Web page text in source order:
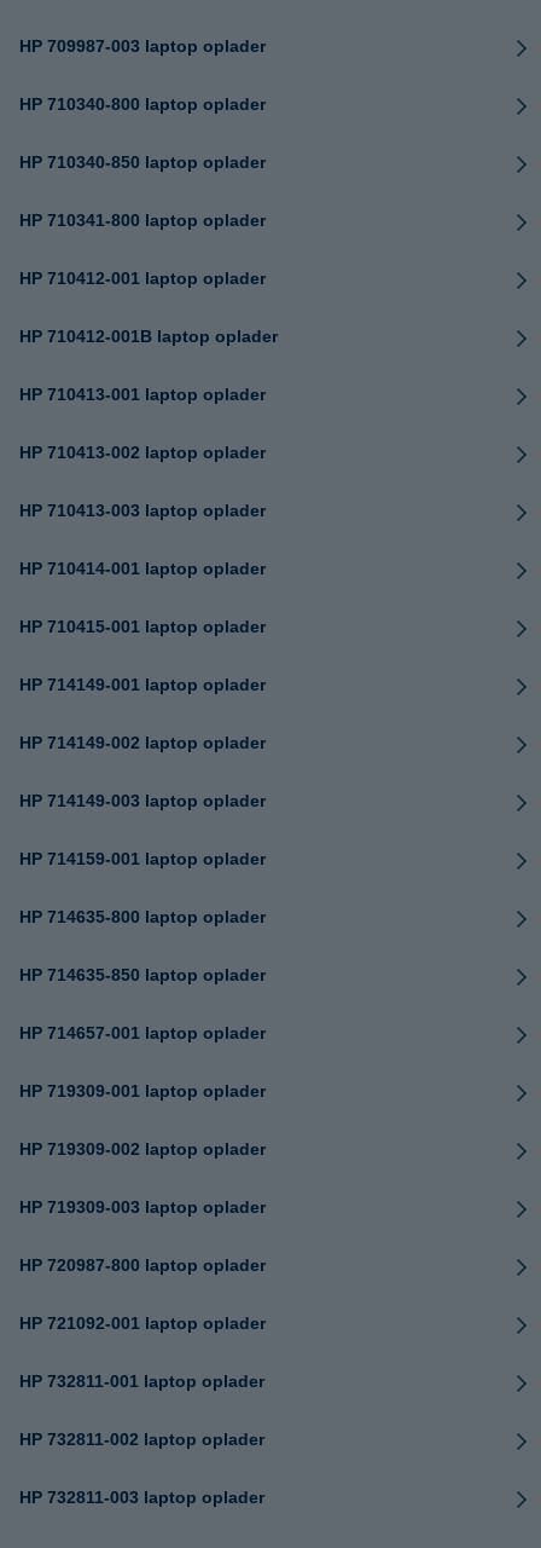
HP 709987-003 laptop oplader
HP 710340-800 laptop oplader
HP 710340-850 laptop oplader
HP 710341-800 laptop oplader
HP 710412-001 laptop oplader
HP 710412-001B laptop oplader
HP 710413-001 laptop oplader
HP 710413-002 laptop oplader
HP 710413-003 laptop oplader
HP 710414-001 laptop oplader
HP 710415-001 laptop oplader
HP 714149-001 laptop oplader
HP 714149-002 laptop oplader
HP 714149-003 laptop oplader
HP 714159-001 laptop oplader
HP 714635-800 laptop oplader
HP 714635-850 laptop oplader
HP 714657-001 laptop oplader
HP 719309-001 laptop oplader
HP 719309-002 laptop oplader
HP 719309-003 laptop oplader
HP 720987-800 laptop oplader
HP 721092-001 laptop oplader
HP 732811-001 laptop oplader
HP 732811-002 laptop oplader
HP 732811-003 laptop oplader